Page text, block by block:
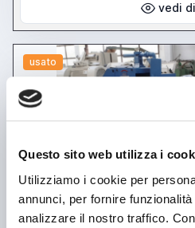
Questo sito web utilizza i
Utilizziamo i cookie per
annunci, per fornire
analizzare il nostro traffico.
vedi
usato